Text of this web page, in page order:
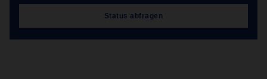
Status abfragen